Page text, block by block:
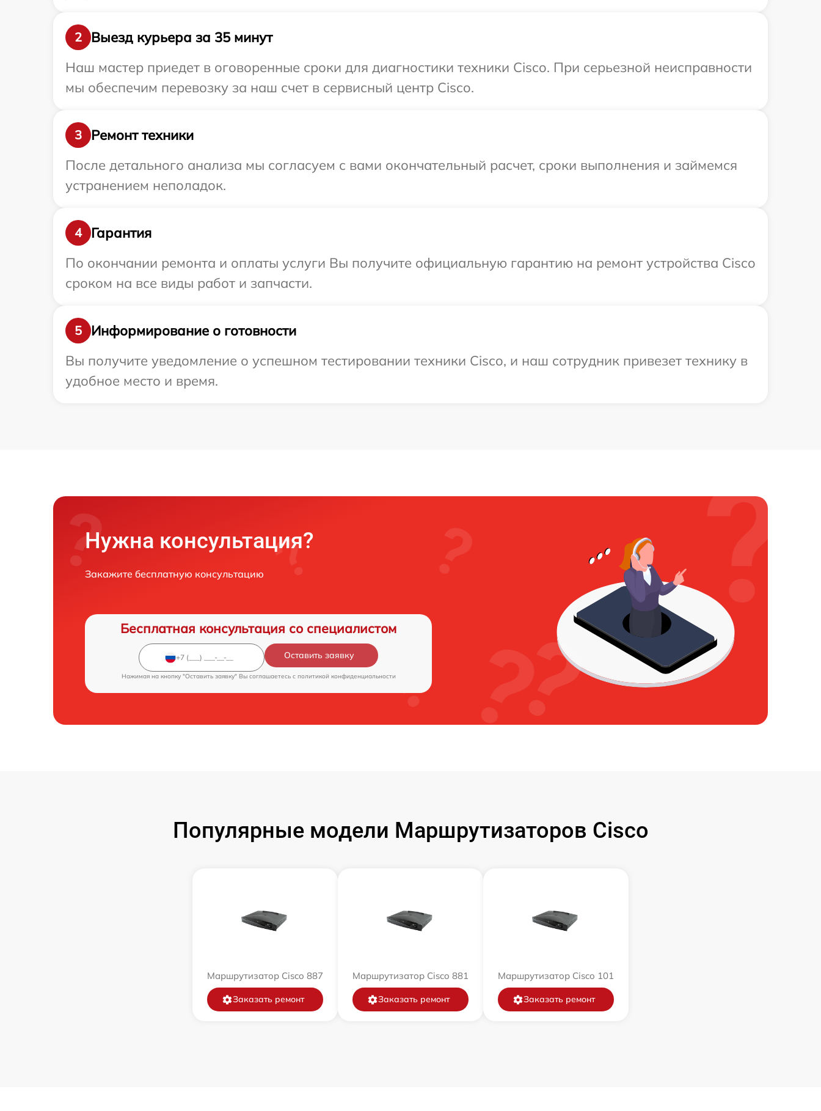
2
Выезд курьера за 35 минут
Наш мастер приедет в оговоренные сроки для диагностики техники Cisco. При серьезной неисправности
мы обеспечим перевозку за наш счет в сервисный центр Cisco.
3
Ремонт техники
После детального анализа мы согласуем с вами окончательный расчет, сроки выполнения и займемся
устранением неполадок.
4
Гарантия
По окончании ремонта и оплаты услуги Вы получите официальную гарантию на ремонт устройства Cisco
сроком на все виды работ и запчасти.
5
Информирование о готовности
Вы получите уведомление о успешном тестировании техники Cisco, и наш сотрудник привезет технику в
удобное место и время.
Нужна консультация?
Закажите бесплатную консультацию
Бесплатная консультация со специалистом
Оставить заявку
Нажимая на кнопку "Оставить заявку" Вы соглашаетесь c политикой конфиденциальности
Популярные модели Маршрутизаторов Cisco
Маршрутизатор Cisco 887
Заказать ремонт
Маршрутизатор Cisco 881
Заказать ремонт
Маршрутизатор Cisco 101
Заказать ремонт